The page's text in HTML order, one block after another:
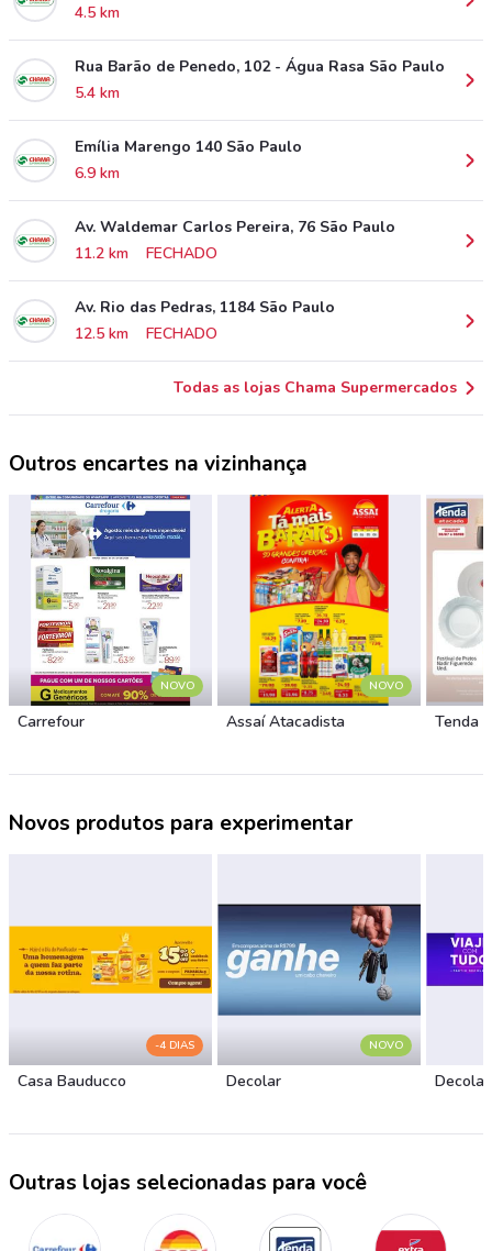
4.5 km
Rua Barão de Penedo, 102 - Água Rasa São Paulo
5.4 km
Emília Marengo 140 São Paulo
6.9 km
Av. Waldemar Carlos Pereira, 76 São Paulo
11.2 km
FECHADO
Av. Rio das Pedras, 1184 São Paulo
12.5 km
FECHADO
Todas as lojas Chama Supermercados
Outros encartes na vizinhança
NOVO
Carrefour
NOVO
Assaí Atacadista Tenda
Novos produtos para experimentar
-4 DIAS
Casa Bauducco
NOVO
Decolar Decolar
Outras lojas selecionadas para você